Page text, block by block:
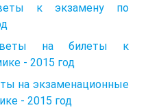
к экзамену по
на билеты к
- 2015 год
на экзаменационные
- 2015 год